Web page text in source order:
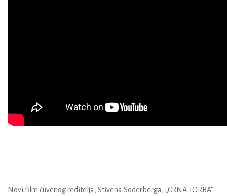
Novi film čuvenog reditelja, Stivena Soderberga, „CRNA TORBA”